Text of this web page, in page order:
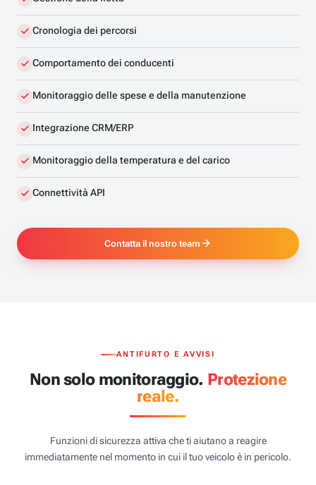
Cronologia dei percorsi
Comportamento dei conducenti
Monitoraggio delle spese e della manutenzione
Integrazione CRM/ERP
Monitoraggio della temperatura e del carico
Connettività API
Contatta il nostro team
ANTIFURTO E AVVISI
Non solo monitoraggio. Protezione
reale.
Funzioni di sicurezza attiva che ti aiutano a reagire
immediatamente nel momento in cui il tuo veicolo è in pericolo.